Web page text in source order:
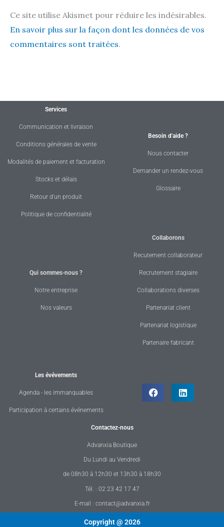
Ce site utilise Akismet pour réduire les indésirables.
En savoir plus sur la façon dont les données de vos
commentaires sont traitées.
Services
Communication et livraison
Conditions générales de vente
Modalités de paiement et facturation
Stocks et délais
Retour d'un produit
Politique de confidentialité
Besoin d'aide ?
Nous contacter
Demander un rendez-vous
Glossaire
Qui sommes-nous ?
Notre entreprise
Nos valeurs
Collaborons
Recutement collaborateur
Recrutement stagiaire
Collaborations diverses
Partenariat client
Partenariat logistique
Partenaire fabricant
Les évévements
Agenda - les immanquables
Participation à certains événements
Contactez-nous
Advanxia Boutique
Du Lundi au Vendredi
de 08h30 à 12h30 et 13h30 à 18h30
Tél. : 02 23 42 17 47
E-mail : contact@advanxia.fr
Copyright @ 2026